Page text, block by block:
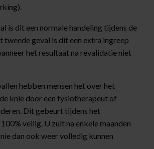
is dit een normale handeling tijdens de
tweede geval is dit een extra ingreep
het resultaat na revalidatie niet
hebben mensen het over het
knie door een fysiotherapeut of
Dit gebeurt tijdens het
veilig. U zult na enkele maanden
dan ook weer volledig kunnen